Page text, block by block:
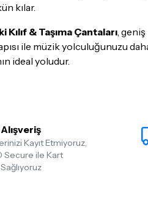
kılar.
& Taşıma Çantaları ,
ile müzik yolculuğunuzu
ideal yoludur.
Kayıt Etmiyoruz,
Secure ile Kart